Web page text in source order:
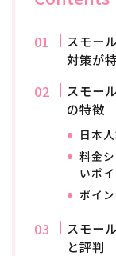
願いします。
プロフィールを読む
記事に関するご
スモー
対策が
スモー
の特徴
日本
料金
いポ
ポイ
スモー
と評判